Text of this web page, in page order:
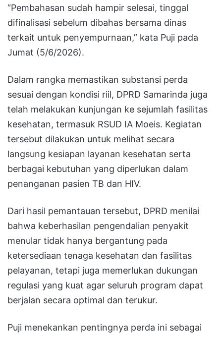
“Pembahasan sudah hampir selesai, tinggal
difinalisasi sebelum dibahas bersama dinas
terkait untuk penyempurnaan,” kata Puji pada
Jumat (5/6/2026).
Dalam rangka memastikan substansi perda
sesuai dengan kondisi riil, DPRD Samarinda juga
telah melakukan kunjungan ke sejumlah fasilitas
kesehatan, termasuk RSUD IA Moeis. Kegiatan
tersebut dilakukan untuk melihat secara
langsung kesiapan layanan kesehatan serta
berbagai kebutuhan yang diperlukan dalam
penanganan pasien TB dan HIV.
Dari hasil pemantauan tersebut, DPRD menilai
bahwa keberhasilan pengendalian penyakit
menular tidak hanya bergantung pada
ketersediaan tenaga kesehatan dan fasilitas
pelayanan, tetapi juga memerlukan dukungan
regulasi yang kuat agar seluruh program dapat
berjalan secara optimal dan terukur.
Puji menekankan pentingnya perda ini sebagai